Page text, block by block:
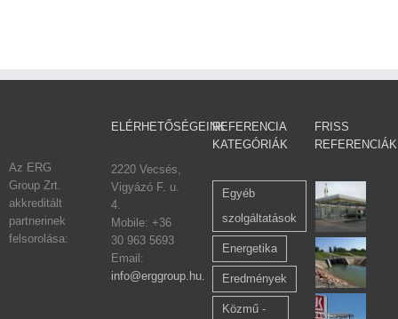
Az ERG
Group Zrt.
akkreditált
partnerinek
felsorolása:
ELÉRHETŐSÉGEINK
2220 Vecsés,
Vigyázó F. u.
4.
Mobile: +36
30 963 5693
Email:
info@erggroup.hu.
REFERENCIA
KATEGÓRIÁK
Egyéb
szolgáltatások
Energetika
Eredmények
Közmű -
FRISS
REFERENCIÁK